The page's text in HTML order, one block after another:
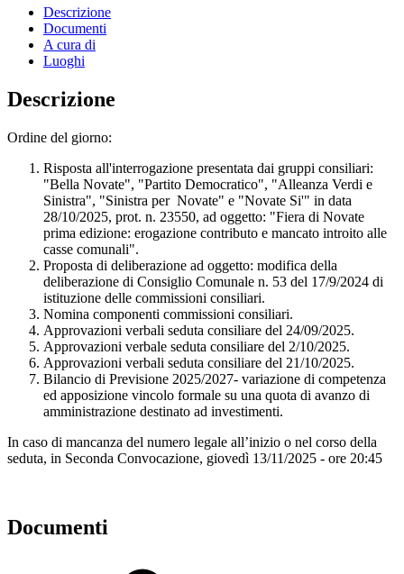
Descrizione
Documenti
A cura di
Luoghi
Descrizione
Ordine del giorno:
Risposta all'interrogazione presentata dai gruppi consiliari:
"Bella Novate", "Partito Democratico", "Alleanza Verdi e
Sinistra", "Sinistra per Novate" e "Novate Si'" in data
28/10/2025, prot. n. 23550, ad oggetto: "Fiera di Novate
prima edizione: erogazione contributo e mancato introito alle
casse comunali".
Proposta di deliberazione ad oggetto: modifica della
deliberazione di Consiglio Comunale n. 53 del 17/9/2024 di
istituzione delle commissioni consiliari.
Nomina componenti commissioni consiliari.
Approvazioni verbali seduta consiliare del 24/09/2025.
Approvazioni verbale seduta consiliare del 2/10/2025.
Approvazioni verbali seduta consiliare del 21/10/2025.
Bilancio di Previsione 2025/2027- variazione di competenza
ed apposizione vincolo formale su una quota di avanzo di
amministrazione destinato ad investimenti.
In caso di mancanza del numero legale all’inizio o nel corso della
seduta, in Seconda Convocazione, giovedì 13/11/2025 - ore 20:45
Documenti